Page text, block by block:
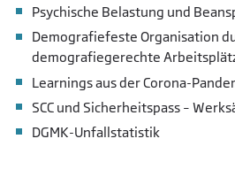
Psychische Belastung und
Demografiefeste Organisation
demografiegerechte
Learnings aus der Corona-
SCC und Sicherheitspass –
DGMK-Unfallstatistik